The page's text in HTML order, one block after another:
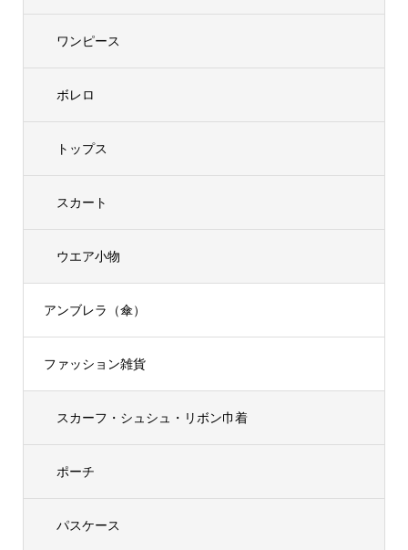
ワンピース
ボレロ
トップス
スカート
ウエア小物
アンブレラ（傘）
ファッション雑貨
スカーフ・シュシュ・リボン巾着
ポーチ
パスケース